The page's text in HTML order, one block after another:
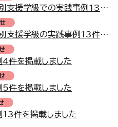
千葉県下の特別支援学校・特別支援学級での実践事例13件を掲載しました
千葉県下の特別支援学校・特別支援学級の実践事例13件を掲載しました
件を掲載しました
件を掲載しました
件を掲載しました